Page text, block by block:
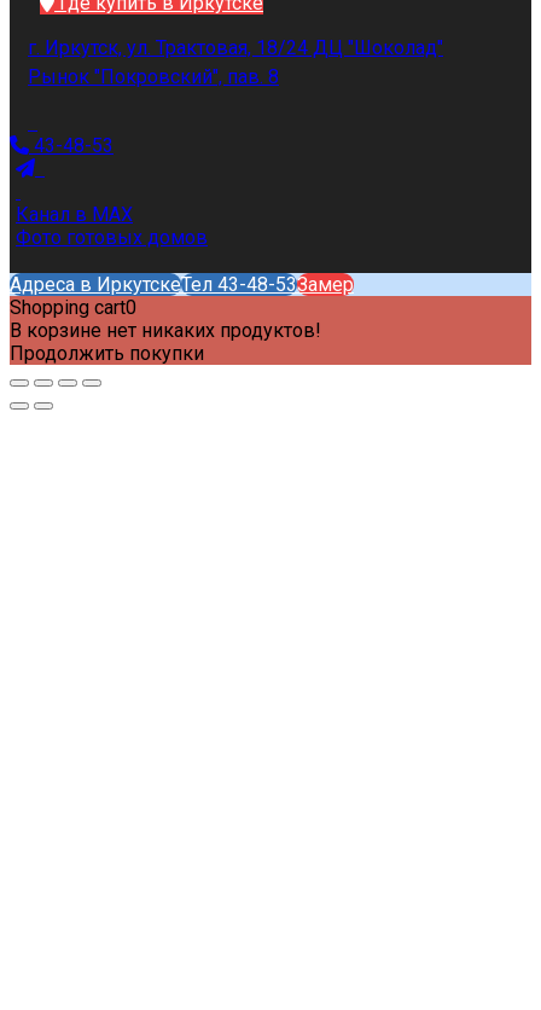
г. Иркутск, ул. Трактовая, 18/24 ДЦ "Шоколад"
Рынок "Покровский", пав. 8
43-48-53
Канал в MAX
Фото готовых домов
Адреса в ИркутскеТел 43-48-53Замер
Shopping cart0
В корзине нет никаких продуктов!
Продолжить покупки